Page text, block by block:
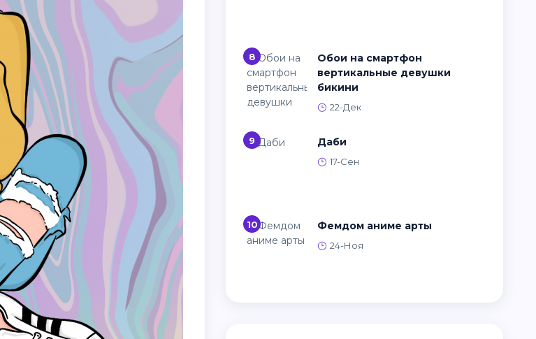
8
Обои на смартфон
вертикальные девушки
бикини
22-Дек
9 Даби
17-Сен
10 Фемдом аниме арты
24-Ноя